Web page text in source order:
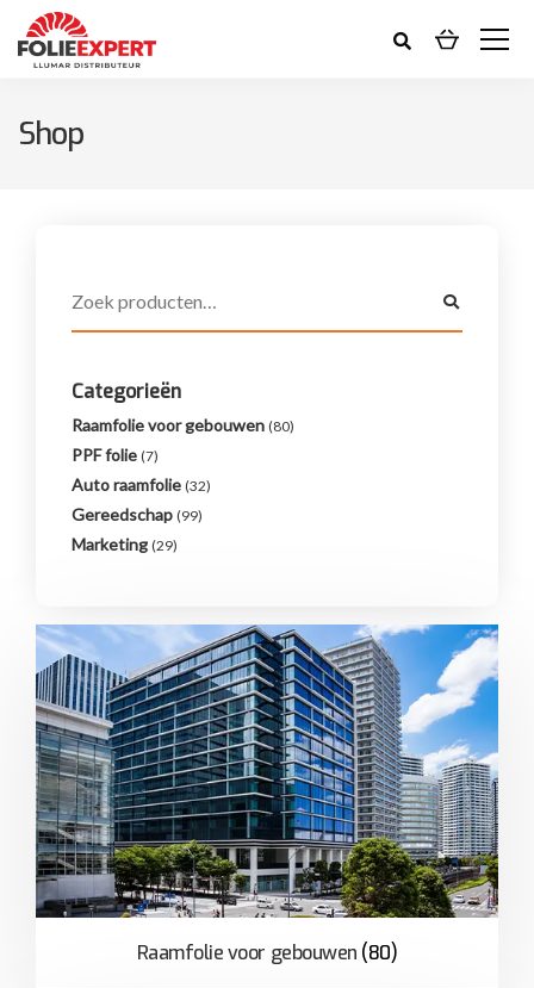
Shop
Categorieën
Raamfolie voor gebouwen (80)
PPF folie (7)
Auto raamfolie (32)
Gereedschap (99)
Marketing (29)
Raamfolie voor gebouwen (80)